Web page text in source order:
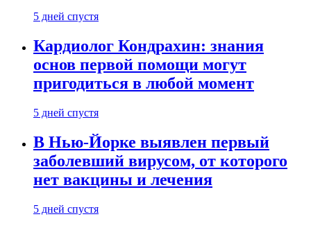
5 дней спустя
Кардиолог Кондрахин: знания
основ первой помощи могут
пригодиться в любой момент
5 дней спустя
В Нью-Йорке выявлен первый
заболевший вирусом, от которого
нет вакцины и лечения
5 дней спустя